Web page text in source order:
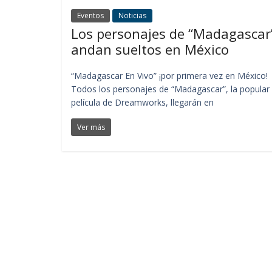
Eventos Noticias
Los personajes de
andan sueltos en México
“Madagascar En Vivo” ¡por primera vez en México!
Todos los personajes de “Madagascar”, la popular
película de Dreamworks, llegarán en
Ver más